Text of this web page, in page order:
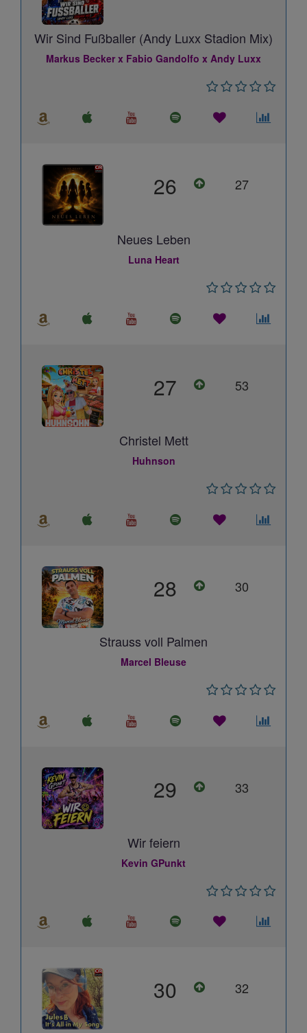
Wir Sind Fußballer (Andy Luxx Stadion Mix)
Markus Becker x Fabio Gandolfo x Andy Luxx
26 27
Neues Leben
Luna Heart
27 53
Christel Mett
Huhnson
28 30
Strauss voll Palmen
Marcel Bleuse
29 33
Wir feiern
Kevin GPunkt
30 32